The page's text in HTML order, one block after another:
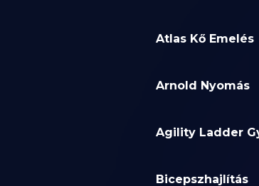
Atlas Kő Emelés
Arnold Nyomás
Agility Ladder
Bicepszhajlítás